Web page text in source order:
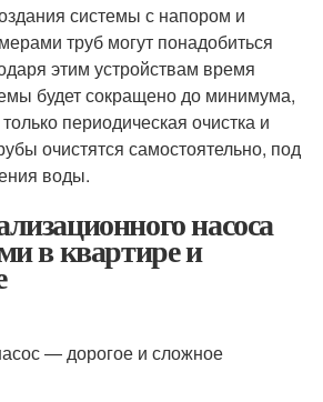
системы с напором и
труб могут понадобиться
этим устройствам время
будет сокращено до минимума,
периодическая очистка и
очистятся самостоятельно, под
воды.
насоса
в квартире и
— дорогое и сложное